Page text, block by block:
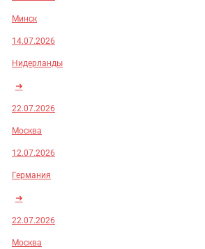
Минск
14.07.2026
Нидерланды
➜
22.07.2026
Москва
12.07.2026
Германия
➜
22.07.2026
Москва